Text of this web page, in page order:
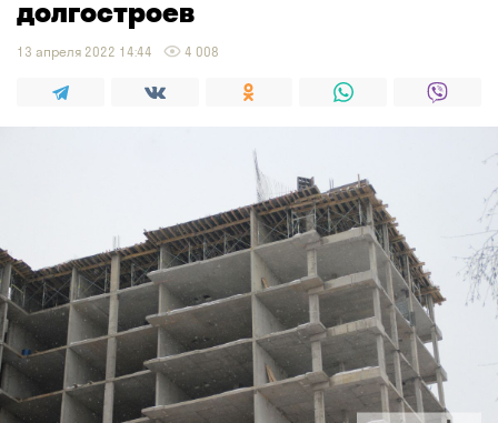
долгостроев
13 апреля 2022 14:44 4 008